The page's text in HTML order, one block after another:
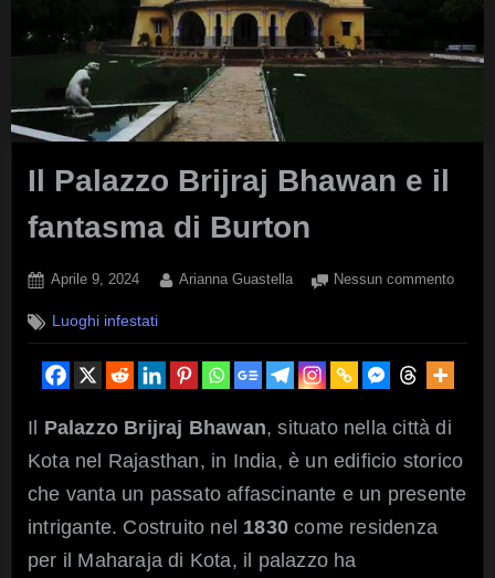
Il Palazzo Brijraj Bhawan e il
fantasma di Burton
Posted
Aprile 9, 2024 By
Arianna Guastella Nessun commentosu
Brijraj
e
di
Burton
Luoghi infestati
Il Palazzo Brijraj Bhawan, situato nella città di
Kota nel Rajasthan, in India, è un edificio storico
che vanta un passato affascinante e un presente
intrigante. Costruito nel 1830 come residenza
per il Maharaja di Kota, il palazzo ha